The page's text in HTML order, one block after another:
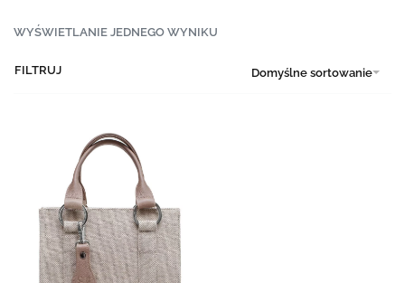
WYŚWIETLANIE JEDNEGO WYNIKU
Domyślne sortowanie
FILTRUJ